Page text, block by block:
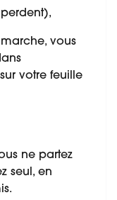
vous
votre feuille
ne partez
seul, en